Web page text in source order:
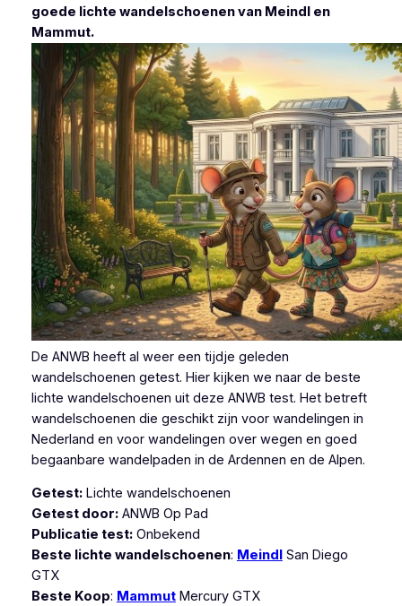
goede lichte wandelschoenen van Meindl en
Mammut.
De ANWB heeft al weer een tijdje geleden
wandelschoenen getest. Hier kijken we naar de beste
lichte wandelschoenen uit deze ANWB test. Het betreft
wandelschoenen die geschikt zijn voor wandelingen in
Nederland en voor wandelingen over wegen en goed
begaanbare wandelpaden in de Ardennen en de Alpen.
Getest:Lichte wandelschoenen
Getest door:ANWB Op Pad
Publicatie test:Onbekend
Beste lichte wandelschoenen: Meindl
San Diego
GTX
Beste Koop: MammutMercury GTX